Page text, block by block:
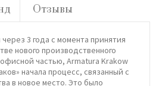
Отзывы
3 года с момента принятия
нового производственного
частью, Armatura Krakow
начала процесс, связанный с
в новое место. Это было